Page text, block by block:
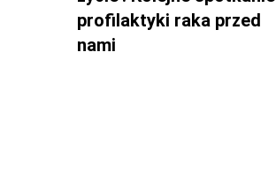
profilaktyki raka przed
nami